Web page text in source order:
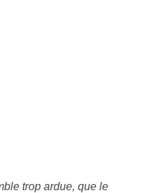
trop ardue, que le